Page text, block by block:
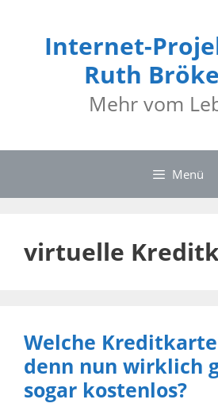
springenInternet-
Ruth
Mehr vom
Menü
virtuelle
Welche
denn nun wirklich
sogar kostenlos?